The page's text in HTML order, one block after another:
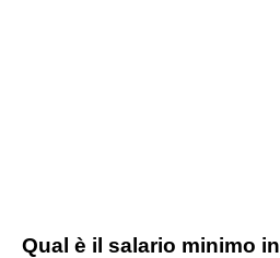
Qual è il salario minimo